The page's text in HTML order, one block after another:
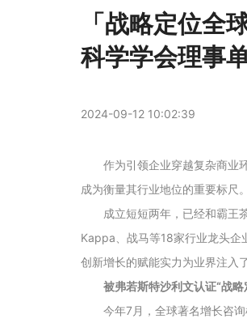
「战略定位全
科学学会理事
2024-09-12 10:02:39
作为引领企业穿越复杂商业
成为衡量其行业地位的重要标尺。
成立短短两年，已经和霸王
Kappa、战马等18家行业龙头企
创新增长的赋能实力为业界注入
被弗若斯特沙利文认证“战略
今年7月，全球著名增长咨